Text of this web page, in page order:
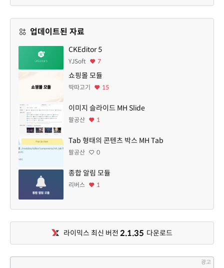
업데이트된 자료
CKEditor 5
YJSoft 7
쇼핑몰 모듈
딱따고기 15
이미지 슬라이드 MH Slide
팔공산 1
Tab 형태의 콘텐츠 박스 MH Tab
팔공산 0
종합 알림 모듈
리버스 1
라이믹스 최신 버전 2.1.35 다운로드
광고